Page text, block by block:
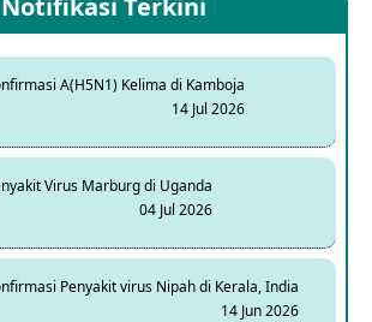
A(H5N1) Kelima di Kamboja
14 Jul 2026
Virus Marburg di Uganda
04 Jul 2026
Penyakit virus Nipah di Kerala, India
14 Jun 2026